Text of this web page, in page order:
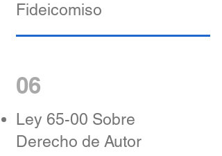
Fideicomiso
06
Ley 65-00 Sobre
Derecho de Autor